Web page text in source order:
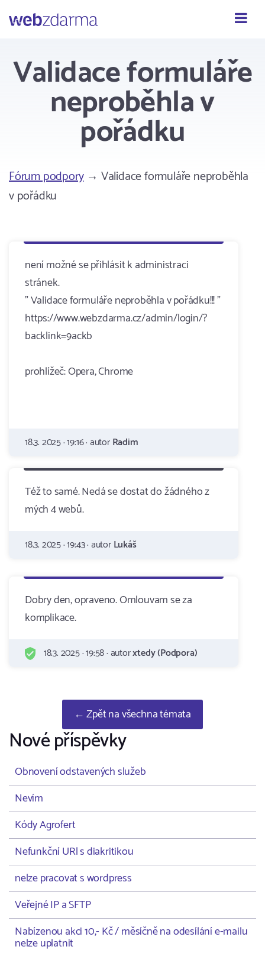
Webzdarma
Validace formuláře
neproběhla v
pořádku
Fórum podpory→ Validace formuláře neproběhla
v pořádku
není možné se přihlásit k administraci
stránek.
" Validace formuláře neproběhla v pořádku!!! "
https://www.webzdarma.cz/admin/login/?
backlink=9ackb
prohlížeč: Opera, Chrome
18.3. 2025 · 19:16 · autorRadim
Též to samé. Nedá se dostat do žádného z
mých 4 webů.
18.3. 2025 · 19:43 · autorLukáš
Dobry den, opraveno. Omlouvam se za
komplikace.
18.3. 2025 · 19:58 · autorxtedy (Podpora)
← Zpět na všechna témata
Nové příspěvky
Obnovení odstavených služeb
Nevím
Kódy Agrofert
Nefunkční URl s diakritikou
nelze pracovat s wordpress
Veřejné IP a SFTP
Nabízenou akci 10,- Kč / měsíčně na odesílání e-mailu
nelze uplatnit